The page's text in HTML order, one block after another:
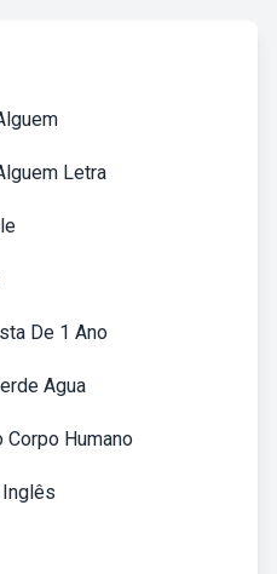
Letra
De 1 Ano
Agua
Corpo Humano